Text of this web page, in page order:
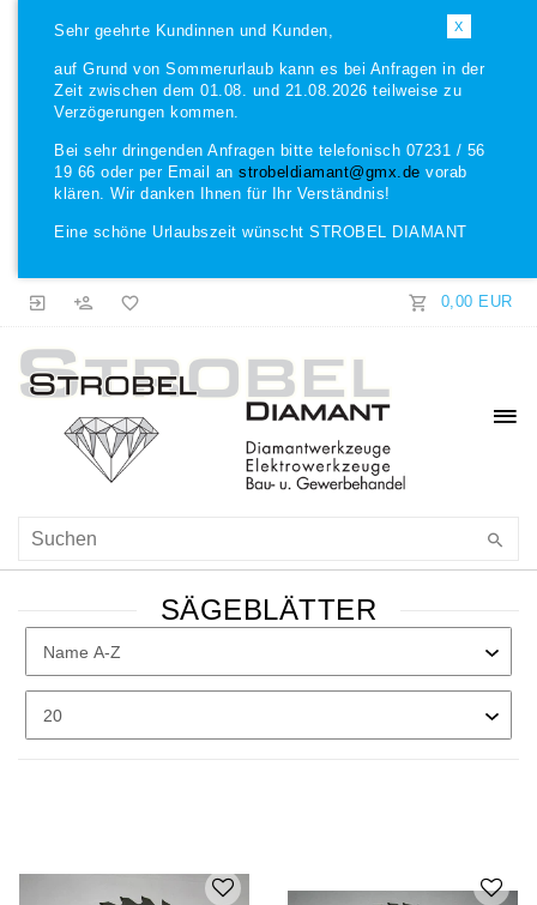
X
Sehr geehrte Kundinnen und Kunden,
auf Grund von Sommerurlaub kann es bei Anfragen in der
Zeit zwischen dem 01.08. und 21.08.2026 teilweise zu
Verzögerungen kommen.
Bei sehr dringenden Anfragen bitte telefonisch 07231 / 56
19 66 oder per Email an strobeldiamant@gmx.de vorab
klären. Wir danken Ihnen für Ihr Verständnis!
Eine schöne Urlaubszeit wünscht STROBEL DIAMANT
0,00 EUR
SÄGEBLÄTTER